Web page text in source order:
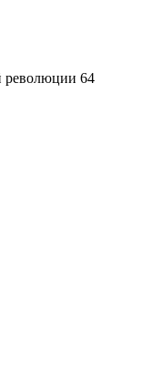
революции 64